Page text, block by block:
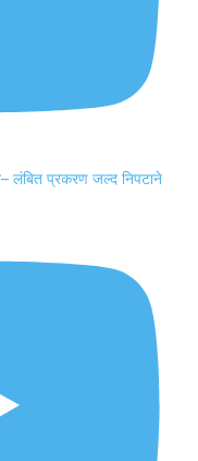
लंबित प्रकरण जल्द निपटाने